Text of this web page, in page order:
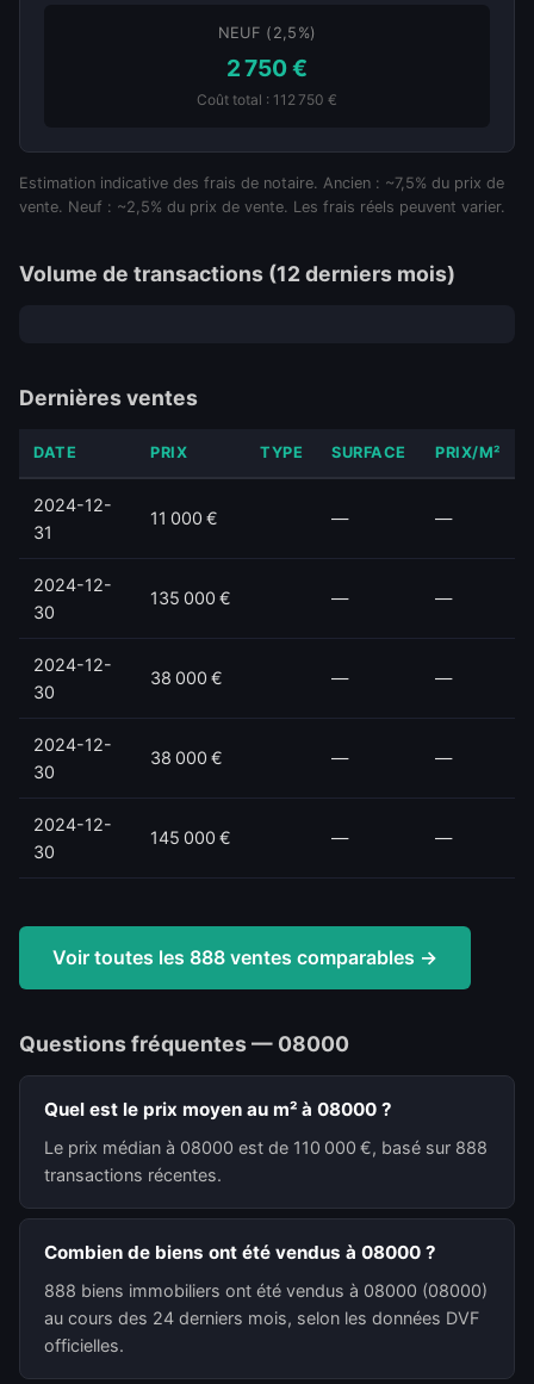
NEUF (2,5%)
2 750 €
Coût total : 112 750 €
Estimation indicative des frais de notaire. Ancien : ~7,5% du prix de
vente. Neuf : ~2,5% du prix de vente. Les frais réels peuvent varier.
Volume de transactions (12 derniers mois)
Dernières ventes
DATE PRIX TYPE SURFACE PRIX/M²
2024-12-
31
11 000 € — —
2024-12-
30
135 000 € — —
2024-12-
30
38 000 € — —
2024-12-
30
38 000 € — —
2024-12-
30
145 000 € — —
Voir toutes les 888 ventes comparables →
Questions fréquentes — 08000
Quel est le prix moyen au m² à 08000 ?
Le prix médian à 08000 est de 110 000 €, basé sur 888
transactions récentes.
Combien de biens ont été vendus à 08000 ?
888 biens immobiliers ont été vendus à 08000 (08000)
au cours des 24 derniers mois, selon les données DVF
officielles.